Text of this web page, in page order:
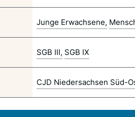
Junge Erwachsene
SGB III SGB IX
CJD Niedersachsen Süd-